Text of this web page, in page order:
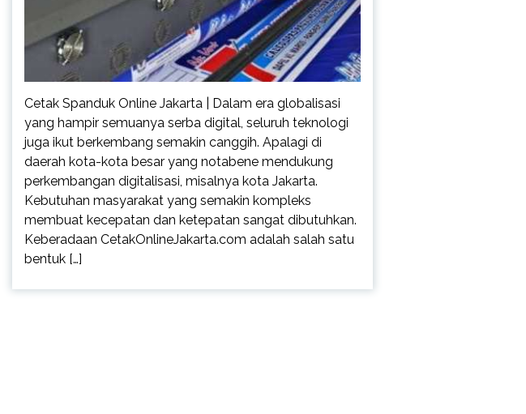
Cetak Spanduk Online Jakarta | Dalam era globalisasi
yang hampir semuanya serba digital, seluruh teknologi
juga ikut berkembang semakin canggih. Apalagi di
daerah kota-kota besar yang notabene mendukung
perkembangan digitalisasi, misalnya kota Jakarta.
Kebutuhan masyarakat yang semakin kompleks
membuat kecepatan dan ketepatan sangat dibutuhkan.
Keberadaan CetakOnlineJakarta.com adalah salah satu
bentuk […]